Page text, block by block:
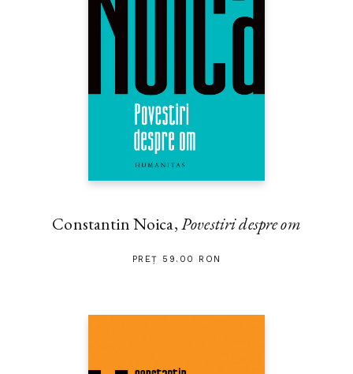
Constantin Noica,Povestiri despre om
PREȚ 59.00 RON